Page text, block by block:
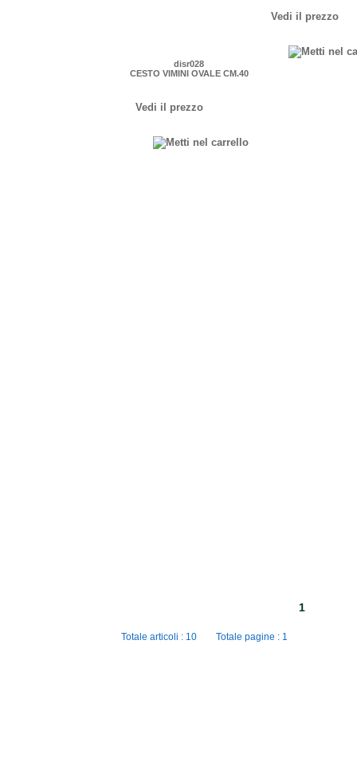
disr028
CESTO VIMINI OVALE CM.40
Vedi il prezzo
Vedi il prezzo
1
Totale articoli : 10 Totale pagine : 1